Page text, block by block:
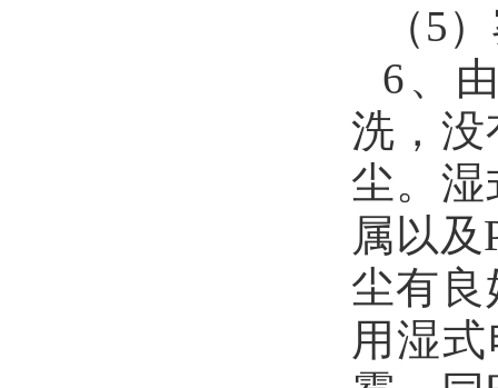
（5
6 、
洗，没
尘。湿
属以及
尘有良
用湿